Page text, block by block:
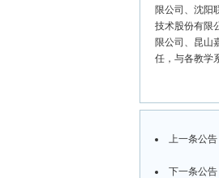
限公司、沈阳
技术股份有限
限公司、昆山
任，与各教学
上一条公告
下一条公告